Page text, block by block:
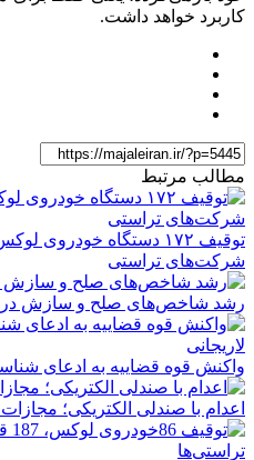
کاربرد خواهد داشت.
مطالب مرتبط
توقیف ۱۷۲ دستگاه خودروی
شرکت‌های تراستی
رشد شاخص‌های صلح و سازش در
واکنش قوه قضاییه به ادعای
اعدام با صندلی الکتریکی؛